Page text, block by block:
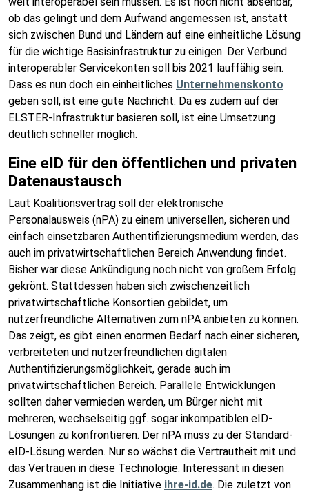
ob das gelingt und dem Aufwand angemessen ist, anstatt
sich zwischen Bund und Ländern auf eine einheitliche Lösung
für die wichtige Basisinfrastruktur zu einigen. Der Verbund
interoperabler Servicekonten soll bis 2021 lauffähig sein.
Dass es nun doch ein einheitliches Unternehmenskonto
geben soll, ist eine gute Nachricht. Da es zudem auf der
ELSTER-Infrastruktur basieren soll, ist eine Umsetzung
deutlich schneller möglich.
Eine eID für den öffentlichen und privaten
Datenaustausch
Laut Koalitionsvertrag soll der elektronische
Personalausweis (nPA) zu einem universellen, sicheren und
einfach einsetzbaren Authentifizierungsmedium werden, das
auch im privatwirtschaftlichen Bereich Anwendung findet.
Bisher war diese Ankündigung noch nicht von großem Erfolg
gekrönt. Stattdessen haben sich zwischenzeitlich
privatwirtschaftliche Konsortien gebildet, um
nutzerfreundliche Alternativen zum nPA anbieten zu können.
Das zeigt, es gibt einen enormen Bedarf nach einer sicheren,
verbreiteten und nutzerfreundlichen digitalen
Authentifizierungsmöglichkeit, gerade auch im
privatwirtschaftlichen Bereich. Parallele Entwicklungen
sollten daher vermieden werden, um Bürger nicht mit
mehreren, wechselseitig ggf. sogar inkompatiblen eID-
Lösungen zu konfrontieren. Der nPA muss zu der Standard-
eID-Lösung werden. Nur so wächst die Vertrautheit mit und
das Vertrauen in diese Technologie. Interessant in diesen
Zusammenhang ist die Initiative ihre-id.de. Die zuletzt von